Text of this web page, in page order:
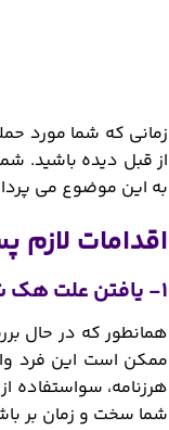
زمانی که شما مورد
از قبل دیده باشید.
به این موضوع می
اقدامات
1- یافتن علت هک شدن
همانطور که در حال
ممکن است این فرد
هرزنامه، سواستفاده
شما سخت و زمان بر